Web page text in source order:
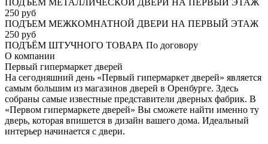
ПОДЪЕМ МЕТАЛЛИЧЕСКОЙ ДВЕРИ НА ПЕРВЫЙ ЭТАЖ
250 руб
ПОДЪЕМ МЕЖКОМНАТНОЙ ДВЕРИ НА ПЕРВЫЙ ЭТАЖ
250 руб
ПОДЪЁМ ШТУЧНОГО ТОВАРА По договору
О компании
Первый гипермаркет дверей
На сегодняшний день «Первый гипермаркет дверей» является
самым большим из магазинов дверей в Оренбурге. Здесь
собраны самые известные представители дверных фабрик. В
«Первом гипермаркете дверей» Вы сможете найти именно ту
дверь, которая впишется в дизайн вашего дома. Идеальный
интерьер начинается с двери.